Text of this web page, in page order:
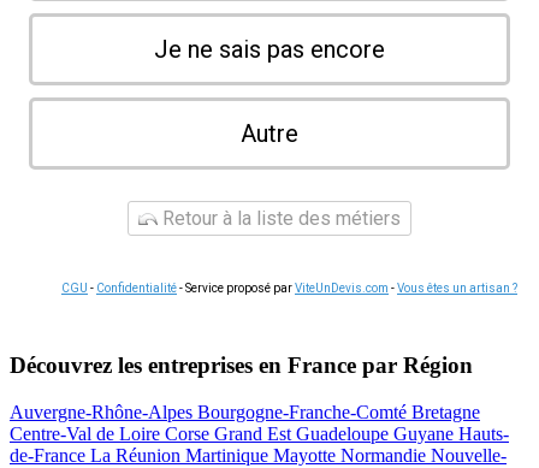
Je ne sais pas encore
Autre
Retour à la liste des métiers
CGU - Confidentialité- Service proposé parViteUnDevis.com -Vous êtes un artisan ?
Découvrez les entreprises en France par Région
Auvergne-Rhône-Alpes Bourgogne-Franche-Comté Bretagne
Centre-Val de Loire Corse Grand Est Guadeloupe Guyane Hauts-
de-France La Réunion Martinique Mayotte Normandie Nouvelle-